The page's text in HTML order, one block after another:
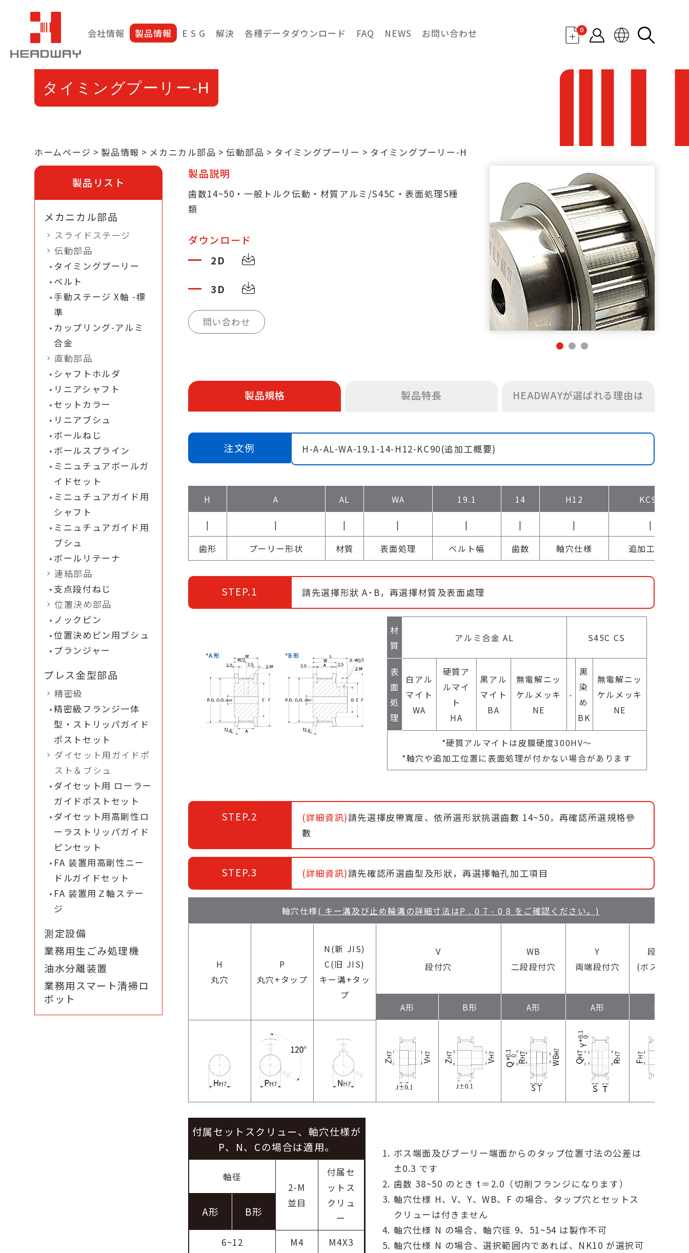
0
会社情報 製品情報 E S G 解決 各種データダウンロード FAQ NEWS お問い合わせ
タイミングプーリー-H
ホームページ 製品情報 メカニカル部品 伝動部品 タイミングプーリー タイミングプーリー-H
製品リスト
メカニカル部品
スライドステージ
伝動部品
タイミングプーリー
ベルト
手動ステージ X軸 -標
準
カップリング-アルミ
合金
直動部品
シャフトホルダ
リニアシャフト
セットカラー
リニアブシュ
ボールねじ
ボールスプライン
ミニュチュアボールガ
イドセット
ミニュチュアガイド用
シャフト
ミニュチュアガイド用
ブシュ
ボールリテーナ
連結部品
支点段付ねじ
位置決め部品
ノックピン
位置決めピン用ブシュ
プランジャー
プレス金型部品
精密級
精密級フランジ一体
型・ストリッパガイド
ポストセット
ダイセット用ガイドポ
スト＆ブシュ
ダイセット用 ローラー
ガイドポストセット
ダイセット用高剛性ロ
ーラストリッパガイド
ピンセット
FA 装置用高剛性ニー
ドルガイドセット
FA 装置用Ｚ軸ステー
ジ
測定設備
業務用生ごみ処理機
油水分離装置
業務用スマート清掃ロ
ボット
製品説明
歯数14~50・一般トルク伝動・材質アルミ/S45C・表面処理5種
類
ダウンロード
2D
3D
問い合わせ
製品規格 製品特長 HEADWAYが選ばれる理由は
注文例 H-A-AL-WA-19.1-14-H12-KC90(追加工概要)
H A AL WA 19.1 14 H12 KC90
| | | | | | |
|
歯形
プーリー形状 材質 表面処理 ベルト幅 歯数 軸穴仕様 追加工概要
STEP.1 請先選擇形狀 A˙B，再選擇材質及表面處理
材
質
アルミ合金 AL S45C CS
表
面
処
理
白アル
マイト
WA
硬質ア
ルマイ
ト
HA
黒アル
マイト
BA
無電解ニッ
ケルメッキ
NE
-
黒
染
め
BK
無電解ニッ
ケルメッキ
NE
*硬質アルマイトは皮膜硬度300HV～
*軸穴や追加工位置に表面処理が付かない場合があります
STEP.2 (詳細資訊)請先選擇皮帶寬度、依所選形狀挑選齒數 14~50，再確認所選規格參
數
STEP.3 (詳細資訊)請先確認所選齒型及形狀，再選擇軸孔加工項目
軸穴仕様( キー溝及び止め輪溝の詳細寸法はP . 0 7 - 0 8 をご確認ください。)
H
丸穴
P
丸穴+タップ
N(新 JIS)
C(旧 JIS)
キー溝+タッ
プ
V
段付穴
WB
二段段付穴
Y
両端段付穴
段付穴
(ボス側ザグ
A形 B形 A形 A形 B形
付属セットスクリュー、軸穴仕様が
P、N、Cの場合は適用。
軸径
2-M
並目
付属セ
ットス
クリュ
ー
A形 B形
6~12 M4
M4X3
ボス端面及びブーリー端面からのタップ位置寸法の公差は
±0.3 です
歯数 38~50 のとき t＝2.0（切削フランジになります）
軸穴仕様 H、V、Y、WB、F の場合、タップ穴とセットス
クリューは付きません
軸穴仕様 N の場合、軸穴径 9、51~54 は製作不可
軸穴仕様 N の場合、選択範囲内であれば、NK10 が選択可